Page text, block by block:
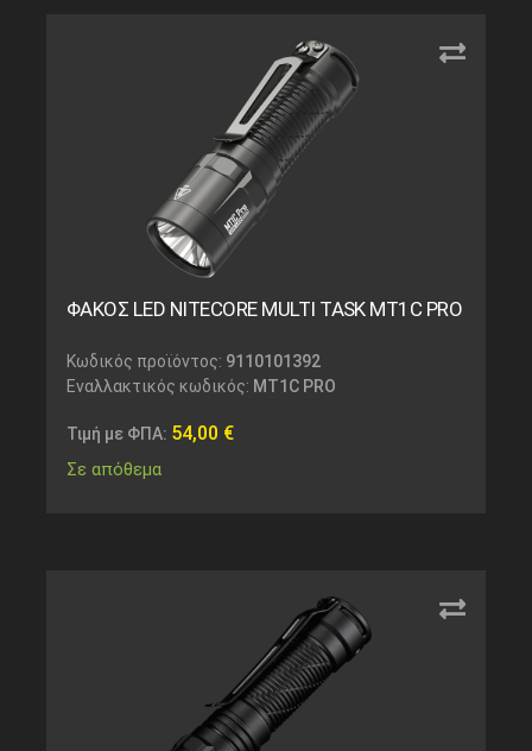
ΦΑΚΟΣ LED NITECORE MULTI TASK MT1C PRO
Κωδικός προϊόντος: 9110101392
Εναλλακτικός κωδικός: MT1C PRO
Τιμή με ΦΠΑ: 54,00 €
Σε απόθεμα